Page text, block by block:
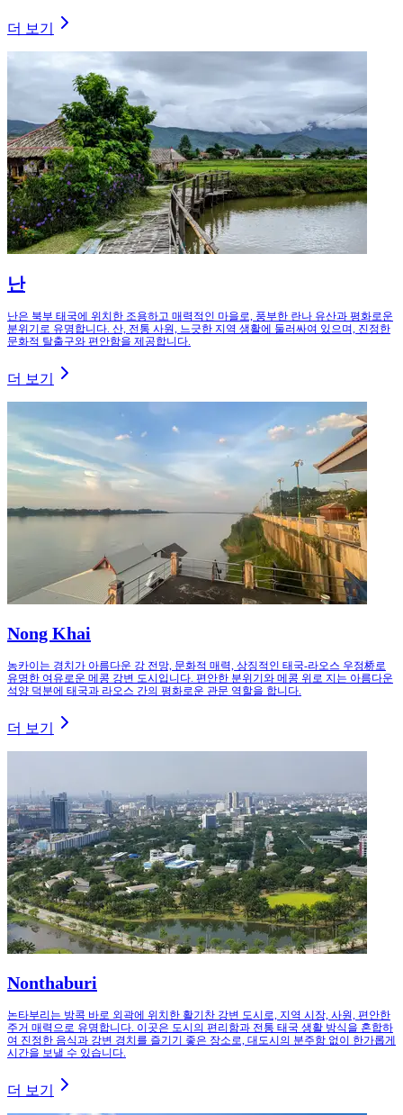
더 보기
난
난은 북부 태국에 위치한 조용하고 매력적인 마을로, 풍부한 란나 유산과 평화로운
분위기로 유명합니다. 산, 전통 사원, 느긋한 지역 생활에 둘러싸여 있으며, 진정한
문화적 탈출구와 편안함을 제공합니다.
더 보기
Nong Khai
농카이는 경치가 아름다운 강 전망, 문화적 매력, 상징적인 태국-라오스 우정桥로
유명한 여유로운 메콩 강변 도시입니다. 편안한 분위기와 메콩 위로 지는 아름다운
석양 덕분에 태국과 라오스 간의 평화로운 관문 역할을 합니다.
더 보기
Nonthaburi
논타부리는 방콕 바로 외곽에 위치한 활기찬 강변 도시로, 지역 시장, 사원, 편안한
주거 매력으로 유명합니다. 이곳은 도시의 편리함과 전통 태국 생활 방식을 혼합하
여 진정한 음식과 강변 경치를 즐기기 좋은 장소로, 대도시의 분주함 없이 한가롭게
시간을 보낼 수 있습니다.
더 보기